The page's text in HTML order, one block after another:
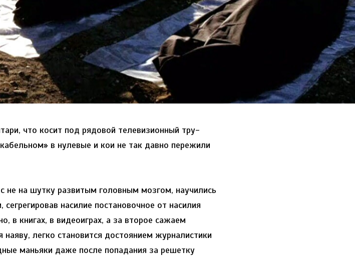
что косит под рядовой телевизионный тру-
в нулевые и кои не так давно пережили
не на шутку развитым головным мозгом, научились
насилие постановочное от насилия
в книгах, в видеоиграх, а за второе сажаем
легко становится достоянием журналистики
маньяки даже после попадания за решетку